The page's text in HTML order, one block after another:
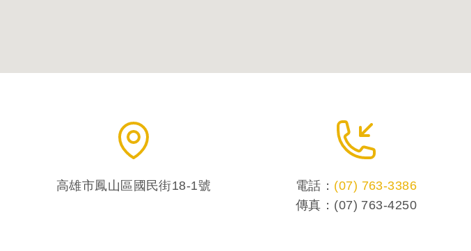
高雄市鳳山區國民街18-1號 電話： (07) 763-3386
傳真：(07) 763-4250